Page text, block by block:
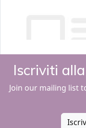
Iscriviti
Join our mailing list